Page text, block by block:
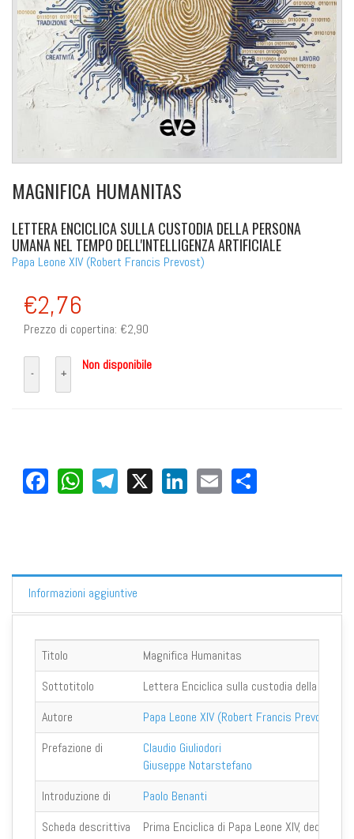
MAGNIFICA HUMANITAS
LETTERA ENCICLICA SULLA CUSTODIA DELLA PERSONA
UMANA NEL TEMPO DELL'INTELLIGENZA ARTIFICIALE
Papa Leone XIV (Robert Francis Prevost)
€2,76
Prezzo di copertina: €2,90
Non disponibile
Facebook
WhatsApp
Telegram
X LinkedIn
Email
Informazioni aggiuntive
Titolo
Magnifica Humanitas
Sottotitolo
Lettera Enciclica sulla custodia della
Autore
Papa Leone XIV (Robert Francis Prevost)
Prefazione di
Claudio Giuliodori
Giuseppe Notarstefano
Introduzione di
Paolo Benanti
Scheda descrittiva
Prima Enciclica di Papa Leone XIV,